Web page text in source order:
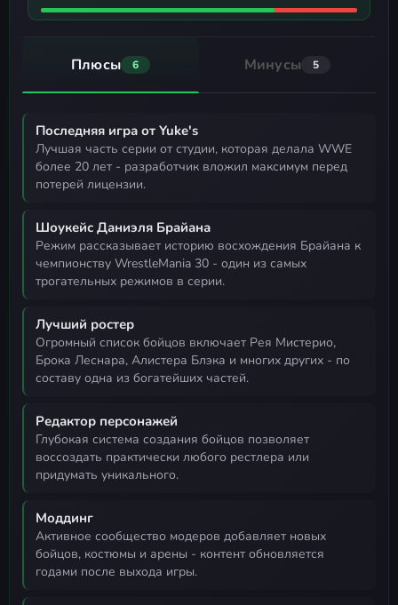
Плюсы 6 Минусы 5
Последняя игра от Yuke's
лучшая часть серии от студии, которая делала WWE
более 20 лет - разработчик вложил максимум перед
потерей лицензии.
Шоукейс Даниэля Брайана
режим рассказывает историю восхождения Брайана к
чемпионству WrestleMania 30 - один из самых
трогательных режимов в серии.
Лучший ростер
огромный список бойцов включает Рея Мистерио,
Брока Леснара, Алистера Блэка и многих других - по
составу одна из богатейших частей.
Редактор персонажей
глубокая система создания бойцов позволяет
воссоздать практически любого рестлера или
придумать уникального.
Моддинг
активное сообщество модеров добавляет новых
бойцов, костюмы и арены - контент обновляется
годами после выхода игры.